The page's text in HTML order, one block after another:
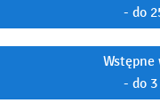
- do
- do